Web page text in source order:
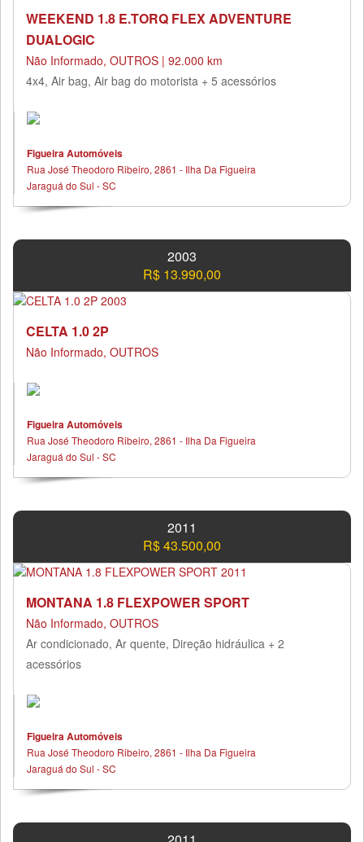
WEEKEND 1.8 E.TORQ FLEX ADVENTURE
DUALOGIC
Não Informado, OUTROS | 92.000 km
4x4, Air bag, Air bag do motorista + 5 acessórios
Figueira Automóveis
Rua José Theodoro Ribeiro, 2861 - Ilha Da Figueira
Jaraguá do Sul - SC
2003
R$ 13.990,00
CELTA 1.0 2P
Não Informado, OUTROS
Figueira Automóveis
Rua José Theodoro Ribeiro, 2861 - Ilha Da Figueira
Jaraguá do Sul - SC
2011
R$ 43.500,00
MONTANA 1.8 FLEXPOWER SPORT
Não Informado, OUTROS
Ar condicionado, Ar quente, Direção hidráulica + 2
acessórios
Figueira Automóveis
Rua José Theodoro Ribeiro, 2861 - Ilha Da Figueira
Jaraguá do Sul - SC